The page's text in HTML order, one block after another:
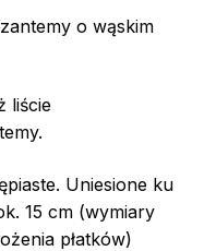
o wąskim
liście
Uniesione ku
15 cm (wymiary
płatków)